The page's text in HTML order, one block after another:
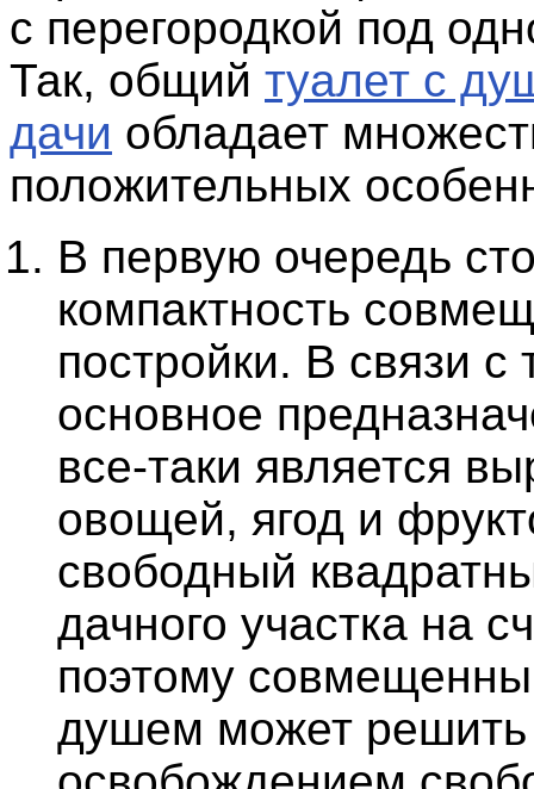
с перегородкой под
Так, общий туалет с
дачи обладает
положительных
В первую очередь
компактность
постройки. В связи с
основное
все-таки является
овощей, ягод и
свободный
дачного участка на
поэтому
душем может решить